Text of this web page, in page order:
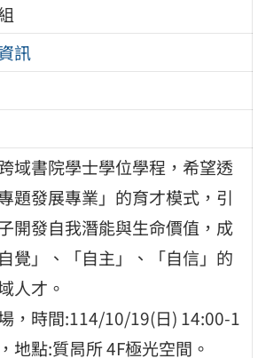
訊
域書院學士學位學程，希望透
題發展專業」的育才模式，引
開發自我潛能與生命價值，成
覺」、「自主」、「自信」的
人才。
，時間:114/10/19(日) 14:00-1
地點:質晑所 4F極光空間。